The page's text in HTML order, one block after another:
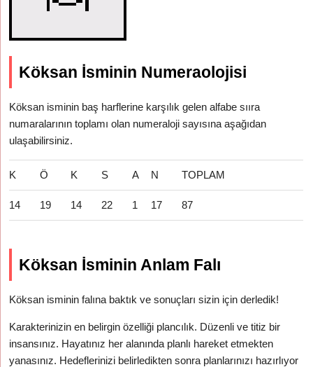
Köksan İsminin Numeraolojisi
Köksan isminin baş harflerine karşılık gelen alfabe sııra
numaralarının toplamı olan numeraloji sayısına aşağıdan
ulaşabilirsiniz.
K Ö K S A N TOPLAM
14 19 14 22 1 17 87
Köksan İsminin Anlam Falı
Köksan isminin falına baktık ve sonuçları sizin için derledik!
Karakterinizin en belirgin özelliği plancılık. Düzenli ve titiz bir
insansınız. Hayatınız her alanında planlı hareket etmekten
yanasınız. Hedeflerinizi belirledikten sonra planlarınızı hazırlıyor